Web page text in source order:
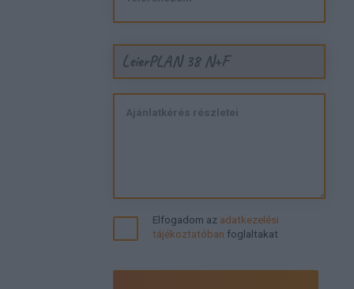
LeierPLAN 38 N+F
Elfogadom az adatkezelési
tájékoztatóban foglaltakat